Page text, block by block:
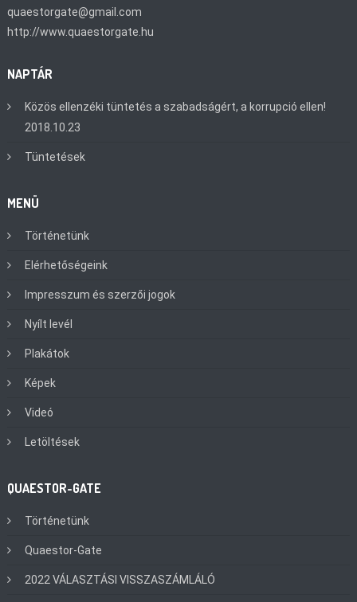
quaestorgate@gmail.com
http://www.quaestorgate.hu
NAPTÁR
Közös ellenzéki tüntetés a szabadságért, a korrupció ellen!
2018.10.23
Tüntetések
MENÜ
Történetünk
Elérhetőségeink
Impresszum és szerzői jogok
Nyílt levél
Plakátok
Képek
Videó
Letöltések
QUAESTOR-GATE
Történetünk
Quaestor-Gate
2022 VÁLASZTÁSI VISSZASZÁMLÁLÓ